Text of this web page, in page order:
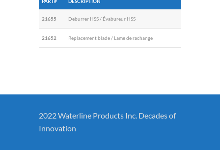
PART# DESCRIPTION
21655 Deburrer HSS / Évabureur HSS
21652 Replacement blade / Lame de rachange
2022 Waterline Products Inc. Decades of
Innovation